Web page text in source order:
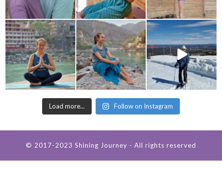
Load more... Follow on Instagram
© 2017-2023 Shining Journey - All rights reserved